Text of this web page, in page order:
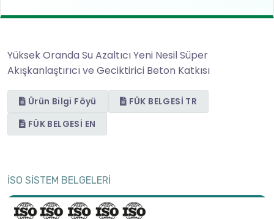
Yüksek Oranda Su Azaltıcı Yeni Nesil Süper
Akışkanlaştırıcı ve Geciktirici Beton Katkısı
Ürün Bilgi Föyü
FÜK BELGESİ TR
FÜK BELGESİ EN
İSO SİSTEM BELGELERİ